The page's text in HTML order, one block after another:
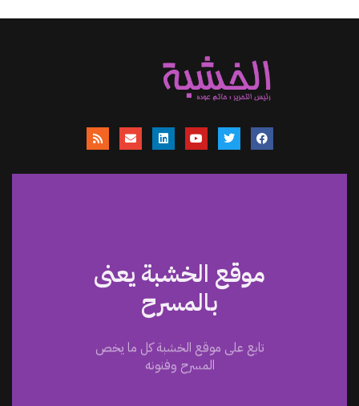
موقع الخشبة يعنى
بالمسرح
المسرح وفنونه